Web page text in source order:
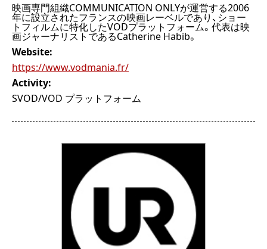
映画専門組織COMMUNICATION ONLYが運営する2006
年に設立されたフランスの映画レーベルであり、ショー
トフィルムに特化したVODプラットフォーム。代表は映
画ジャーナリストであるCatherine Habib。
Website:
https://www.vodmania.fr/
Activity:
SVOD/VOD プラットフォーム